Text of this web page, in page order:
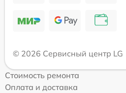
© 2026 Сервисный центр LG
Стоимость ремонта
Оплата и доставка